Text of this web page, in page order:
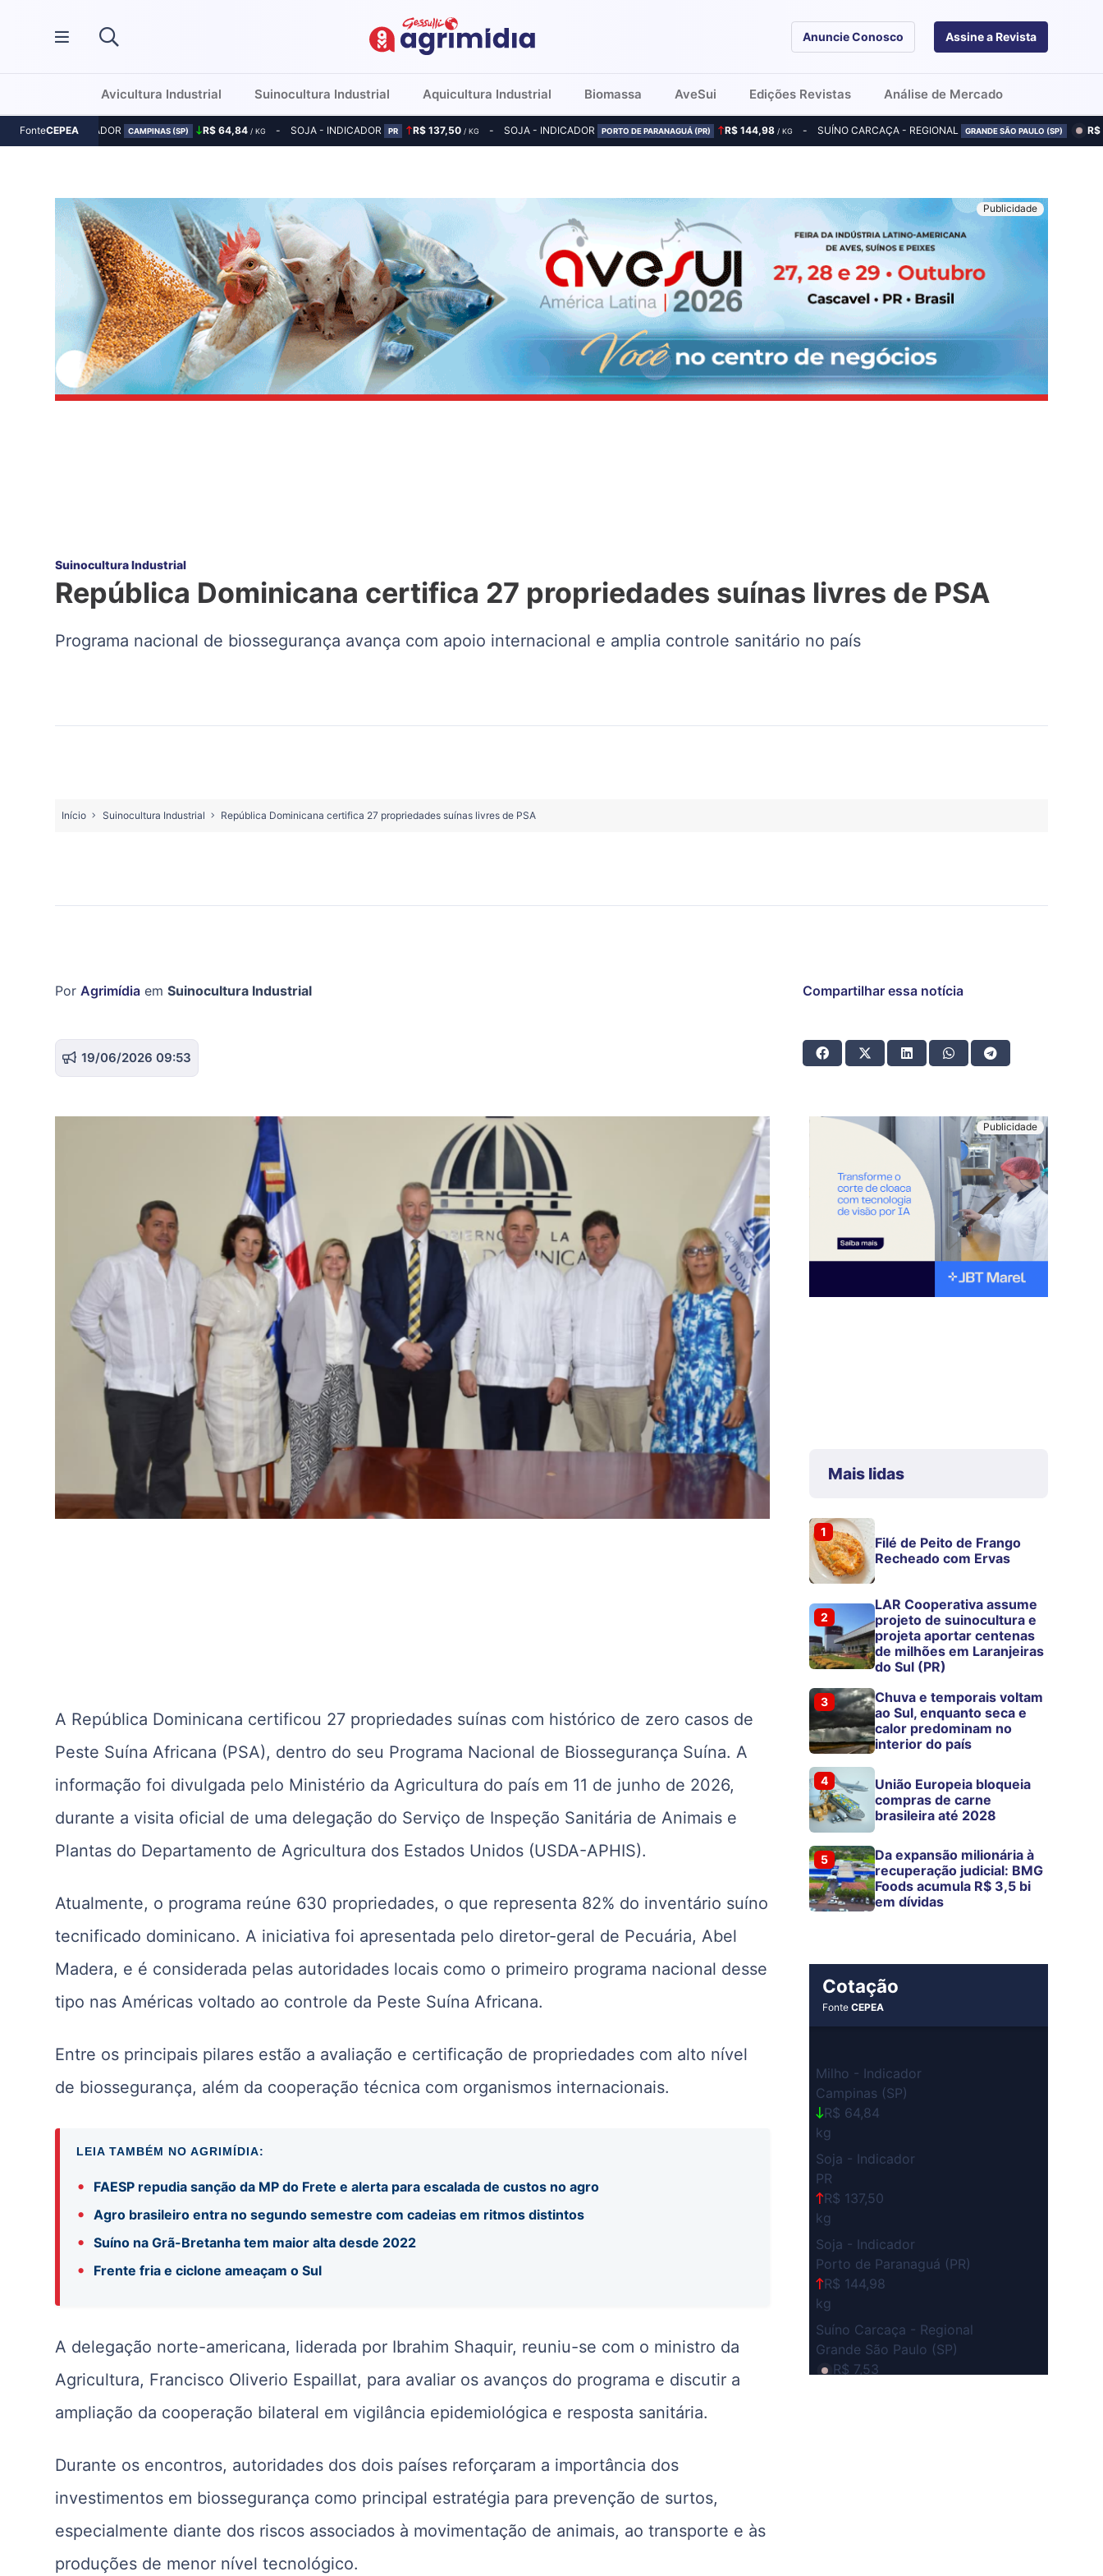
Anuncie Conosco Assine a Revista
Avicultura Industrial Suinocultura Industrial Aquicultura Industrial Biomassa AveSui Edições Revistas Análise de Mercado
FonteCEPEA
MILHO - INDICADOR CAMPINAS (SP) R$ 64,84 / KG SOJA - INDICADOR PR R$ 137,50/ KG SOJA - INDICADOR PORTO DE PARANAGUÁ (PR) R$ 144,98 / KG SUÍNO CARCAÇA - REGIONAL GRANDE SÃO PAULO (SP)
Suinocultura Industrial
República Dominicana certifica 27 propriedades suínas livres de PSA
Programa nacional de biossegurança avança com apoio internacional e amplia controle sanitário no país
Início Suinocultura Industrial República Dominicana certifica 27 propriedades suínas livres de PSA
Por Agrimídia em Suinocultura Industrial
19/06/2026 09:53
Compartilhar essa notícia
A República Dominicana certificou 27 propriedades suínas com histórico de zero casos de
Peste Suína Africana (PSA), dentro do seu Programa Nacional de Biossegurança Suína. A
informação foi divulgada pelo Ministério da Agricultura do país em 11 de junho de 2026,
durante a visita oficial de uma delegação do Serviço de Inspeção Sanitária de Animais e
Plantas do Departamento de Agricultura dos Estados Unidos (USDA-APHIS).
Atualmente, o programa reúne 630 propriedades, o que representa 82% do inventário suíno
tecnificado dominicano. A iniciativa foi apresentada pelo diretor-geral de Pecuária, Abel
Madera, e é considerada pelas autoridades locais como o primeiro programa nacional desse
tipo nas Américas voltado ao controle da Peste Suína Africana.
Entre os principais pilares estão a avaliação e certificação de propriedades com alto nível
de biossegurança, além da cooperação técnica com organismos internacionais.
LEIA TAMBÉM NO AGRIMÍDIA:
• FAESP repudia sanção da MP do Frete e alerta para escalada de custos no agro
• Agro brasileiro entra no segundo semestre com cadeias em ritmos distintos
• Suíno na Grã-Bretanha tem maior alta desde 2022
• Frente fria e ciclone ameaçam o Sul
A delegação norte-americana, liderada por Ibrahim Shaquir, reuniu-se com o ministro da
Agricultura, Francisco Oliverio Espaillat, para avaliar os avanços do programa e discutir a
ampliação da cooperação bilateral em vigilância epidemiológica e resposta sanitária.
Durante os encontros, autoridades dos dois países reforçaram a importância dos
investimentos em biossegurança como principal estratégia para prevenção de surtos,
especialmente diante dos riscos associados à movimentação de animais, ao transporte e às
produções de menor nível tecnológico.
Mais lidas
1
Filé de Peito de Frango
Recheado com Ervas
2
LAR Cooperativa assume
projeto de suinocultura e
projeta aportar centenas
de milhões em Laranjeiras
do Sul (PR)
3
Chuva e temporais voltam
ao Sul, enquanto seca e
calor predominam no
interior do país
4
União Europeia bloqueia
compras de carne
brasileira até 2028
5
Da expansão milionária à
recuperação judicial: BMG
Foods acumula R$ 3,5 bi
em dívidas
Cotação
FonteCEPEA
Milho - Indicador
Campinas (SP)
R$ 64,84
kg
Soja - Indicador
PR
R$ 137,50
kg
Soja - Indicador
Porto de Paranaguá (PR)
R$ 144,98
kg
Suíno Carcaça - Regional
Grande São Paulo (SP)
R$ 7,53